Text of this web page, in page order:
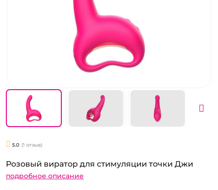
5.0 (1 отзыв)
Розовый виратор для стимуляции точки Джи
подробное описание